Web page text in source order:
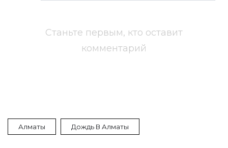
Станьте первым, кто оставит
комментарий
Алматы Дождь В Алматы